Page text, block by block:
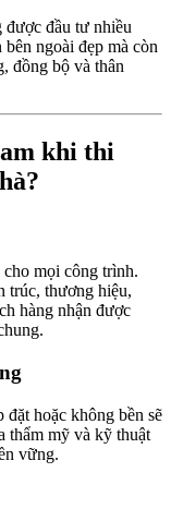
được đầu tư nhiều
ngoài đẹp mà còn
đồng bộ và thân
khi thi
mọi công trình.
trúc, thương hiệu,
hàng nhận được
hoặc không bền sẽ
thẩm mỹ và kỹ thuật
vững.